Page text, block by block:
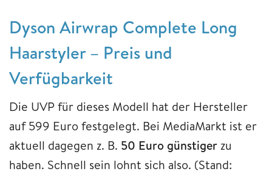
Dyson Airwrap Complete Long
Haarstyler – Preis und
Verfügbarkeit
Die UVP für dieses Modell hat der Hersteller
auf 599 Euro festgelegt. Bei MediaMarkt ist er
aktuell dagegen z. B. 50 Euro günstigerzu
haben. Schnell sein lohnt sich also. (Stand: